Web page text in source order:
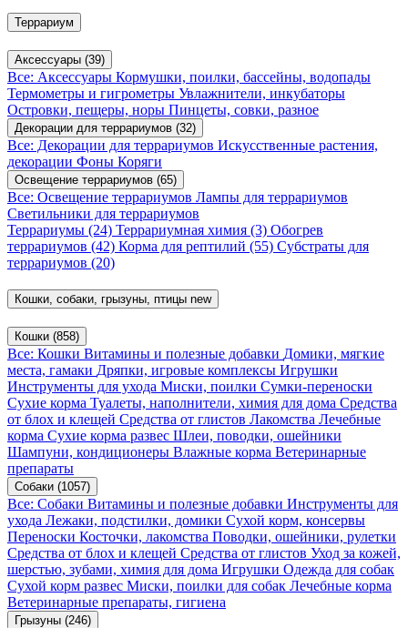
Террариум
Аксессуары (39)
Все: Аксессуары Кормушки, поилки, бассейны, водопады
Термометры и гигрометры Увлажнители, инкубаторы
Островки, пещеры, норы Пинцеты, совки, разное
Декорации для террариумов (32)
Все: Декорации для террариумов Искусственные растения,
декорации Фоны Коряги
Освещение террариумов (65)
Все: Освещение террариумов Лампы для террариумов
Светильники для террариумов
Террариумы (24) Террариумная химия (3) Обогрев
террариумов (42) Корма для рептилий (55) Субстраты для
террариумов (20)
Кошки, собаки, грызуны, птицы new
Кошки (858)
Все: Кошки Витамины и полезные добавки Домики, мягкие
места, гамаки Дряпки, игровые комплексы Игрушки
Инструменты для ухода Миски, поилки Сумки-переноски
Сухие корма Туалеты, наполнители, химия для дома Средства
от блох и клещей Средства от глистов Лакомства Лечебные
корма Сухие корма развес Шлеи, поводки, ошейники
Шампуни, кондиционеры Влажные корма Ветеринарные
препараты
Собаки (1057)
Все: Собаки Витамины и полезные добавки Инструменты для
ухода Лежаки, подстилки, домики Сухой корм, консервы
Переноски Косточки, лакомства Поводки, ошейники, рулетки
Средства от блох и клещей Средства от глистов Уход за кожей,
шерстью, зубами, химия для дома Игрушки Одежда для собак
Сухой корм развес Миски, поилки для собак Лечебные корма
Ветеринарные препараты, гигиена
Грызуны (246)